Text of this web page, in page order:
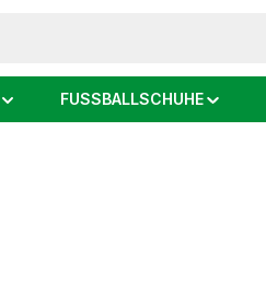
FUSSBALLSCHUHE